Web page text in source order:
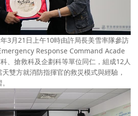
3月21日上午10時由許局長美雪率隊參訪
Response Command Acade
、搶救科及企劃科等單位同仁，組成12人
雙方就消防指揮官的救災模式與經驗，